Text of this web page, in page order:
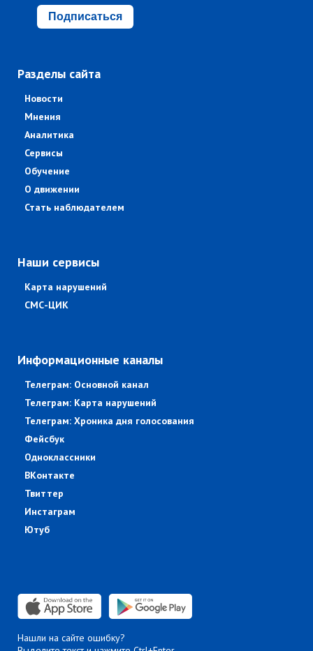
Подписаться
Разделы сайта
Новости
Мнения
Аналитика
Сервисы
Обучение
О движении
Стать наблюдателем
Наши сервисы
Карта нарушений
СМС-ЦИК
Информационные каналы
Телеграм: Основной канал
Телеграм: Карта нарушений
Телеграм: Хроника дня голосования
Фейсбук
Одноклассники
ВКонтакте
Твиттер
Инстаграм
Ютуб
Нашли на сайте ошибку?